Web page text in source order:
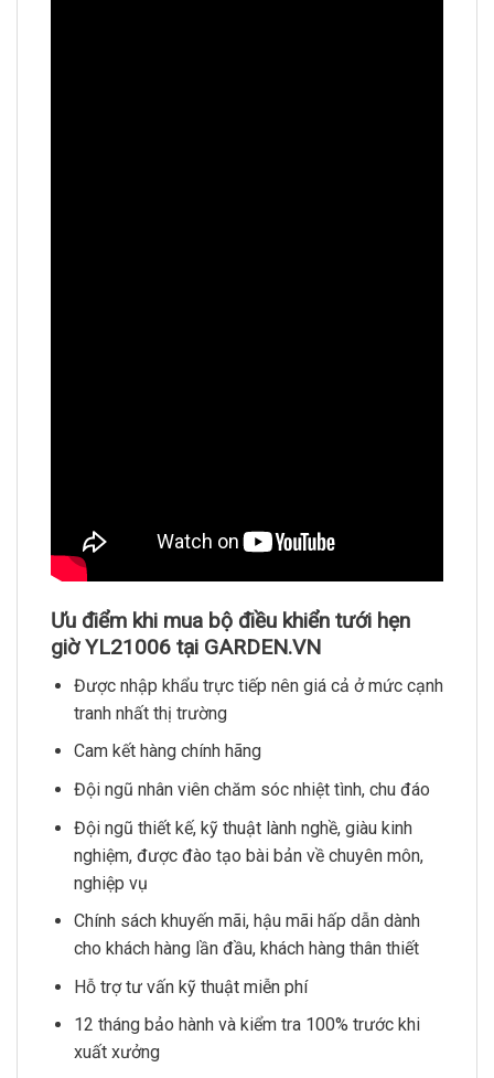
Ưu điểm khi mua bộ điều khiển tưới hẹn
giờ YL21006 tại GARDEN.VN
Được nhập khẩu trực tiếp nên giá cả ở mức cạnh
tranh nhất thị trường
Cam kết hàng chính hãng
Đội ngũ nhân viên chăm sóc nhiệt tình, chu đáo
Đội ngũ thiết kế, kỹ thuật lành nghề, giàu kinh
nghiệm, được đào tạo bài bản về chuyên môn,
nghiệp vụ
Chính sách khuyến mãi, hậu mãi hấp dẫn dành
cho khách hàng lần đầu, khách hàng thân thiết
Hỗ trợ tư vấn kỹ thuật miễn phí
12 tháng bảo hành và kiểm tra 100% trước khi
xuất xưởng